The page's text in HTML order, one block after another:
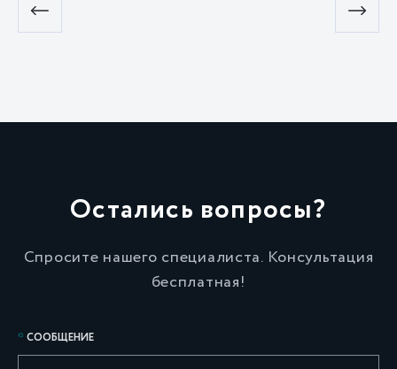
Остались вопросы?
Спросите нашего специалиста. Консультация
бесплатная!
СООБЩЕНИЕ